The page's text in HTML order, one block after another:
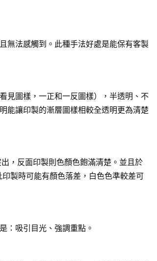
無法感觸到。此種手法好處是能保有客製
見圖樣，一正和一反圖樣），半透明、不
能讓印製的漸層圖樣相較全透明更為清楚
，反面印製則色顏色飽滿清楚。並且於
製時可能有顏色落差，白色色準較差可
：吸引目光、強調重點。